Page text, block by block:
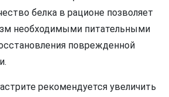
белка в рационе позволяет
необходимыми питательными
поврежденной
рекомендуется увеличить